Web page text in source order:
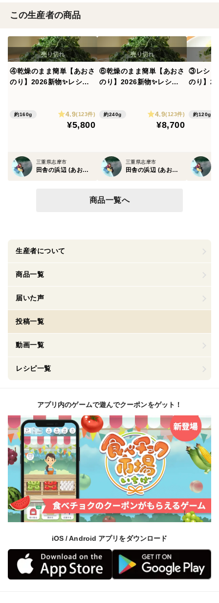
この生産者の商品
④乾燥のまま簡単【あおさ
のり】2026新物✨レシピ
約160g 4.9(123件)
¥5,800
三重県志摩市
田舎の浜辺 (あおさ・ひじき・ふのり・アオサ・青さ・フノリ)
⑥乾燥のまま簡単【あおさ
のり】2026新物✨レシピ
約240g 4.9(123件)
¥8,700
三重県志摩市
田舎の浜辺 (あおさ・ひじき・ふのり・アオサ・青さ・フノリ)
③レシピ
のり】
(アオ
約120g
商品一覧へ
生産者について
商品一覧
届いた声
投稿一覧
動画一覧
レシピ一覧
アプリ内のゲームで遊んでクーポンをゲット！
iOS / Android アプリをダウンロード